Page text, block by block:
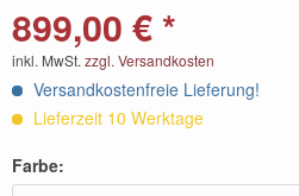
899,00 € *
inkl. MwSt. zzgl. Versandkosten
Versandkostenfreie Lieferung!
Lieferzeit 10 Werktage
Farbe: